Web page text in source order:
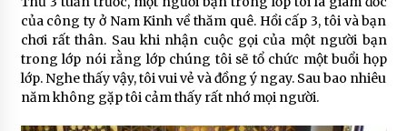
của công ty ở Nam Kinh về thăm quê. Hồi cấp 3, tôi và bạn
chơi rất thân. Sau khi nhận cuộc gọi của một người bạn
trong lớp nói rằng lớp chúng tôi sẽ tổ chức một buổi họp
lớp. Nghe thấy vậy, tôi vui vẻ và đồng ý ngay. Sau bao nhiêu
năm không gặp tôi cảm thấy rất nhớ mọi người.